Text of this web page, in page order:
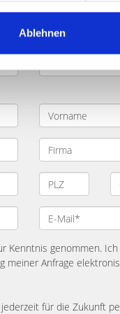
Ablehnen
Kenntnis genommen.
meiner Anfrage
für die Zukunft